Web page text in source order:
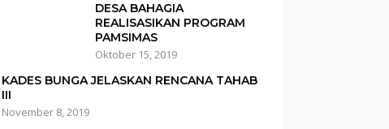
DESA BAHAGIA
REALISASIKAN PROGRAM
PAMSIMAS
Oktober 15, 2019
KADES BUNGA JELASKAN RENCANA TAHAB
III
November 8, 2019